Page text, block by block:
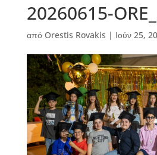
20260615-
από Orestis Rovakis | Ιούν 25,